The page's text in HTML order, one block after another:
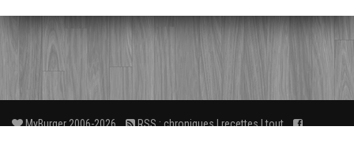
MyBurger 2006-2026 RSS :chroniques|recettes|tout